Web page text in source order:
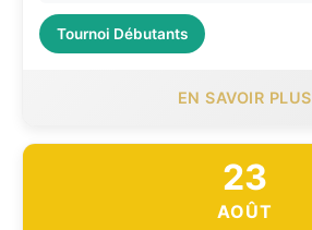
Tournoi Débutants
EN SAVOIR PLUS
23
AOÛT